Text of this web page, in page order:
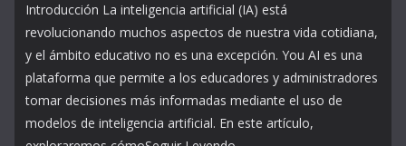
Introducción La inteligencia artificial (IA) está
revolucionando muchos aspectos de nuestra vida cotidiana,
y el ámbito educativo no es una excepción. You AI es una
plataforma que permite a los educadores y administradores
tomar decisiones más informadas mediante el uso de
modelos de inteligencia artificial. En este artículo,